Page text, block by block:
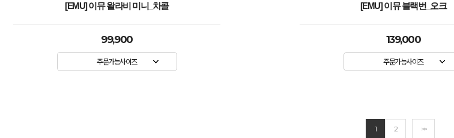
[EMU] 이뮤 왈라비 미니_차콜
99,900
주문가능사이즈
[EMU] 이뮤 블랙번_오크
139,000
주문가능사이즈
1 2 >>